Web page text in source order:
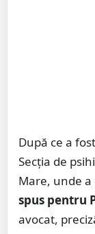
După ce a
Secția de
Mare, unde
spus pentru
avocat,